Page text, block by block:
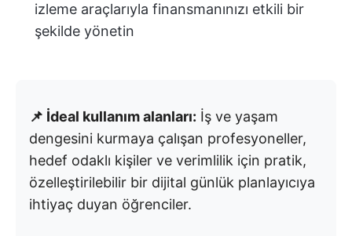
izleme araçlarıyla finansmanınızı etkili bir
şekilde yönetin
📌 İdeal kullanım alanları: İş ve yaşam
dengesini kurmaya çalışan profesyoneller,
hedef odaklı kişiler ve verimlilik için pratik,
özelleştirilebilir bir dijital günlük planlayıcıya
ihtiyaç duyan öğrenciler.